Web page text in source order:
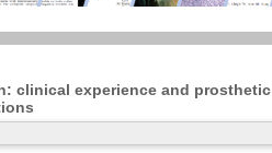
clinical experience and prosthetic